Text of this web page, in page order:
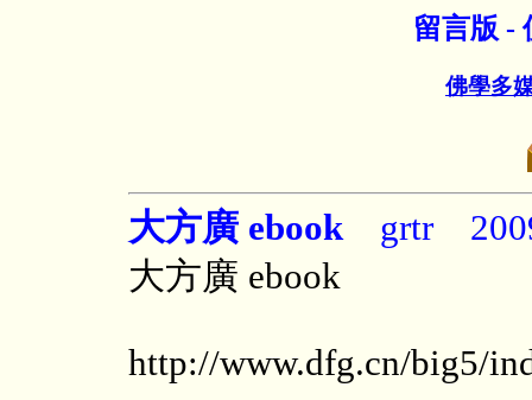
留言版 -
佛學多
大方廣 ebookgrtr
大方廣 ebook
http://www.dfg.cn/big5/